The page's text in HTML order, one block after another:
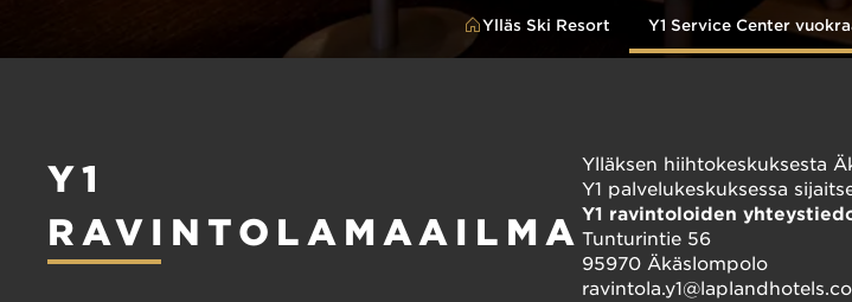
Ylläs Ski Resort Y1 Service Center
Y1
RAVINTOLAMAAILMA
Ylläksen hiihtokeskuksesta
Y1 palvelukeskuksessa
Y1 ravintoloiden
Tunturintie 56
95970 Äkäslompolo